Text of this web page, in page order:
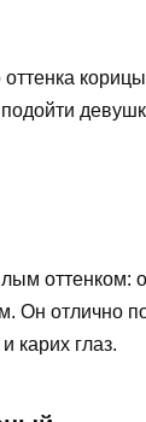
оттенком:
Он отлично
карих глаз.